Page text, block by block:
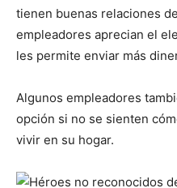
tienen buenas relaciones
empleadores aprecian el
les permite enviar más
Algunos empleadores
opción si no se sienten
vivir en su hogar.